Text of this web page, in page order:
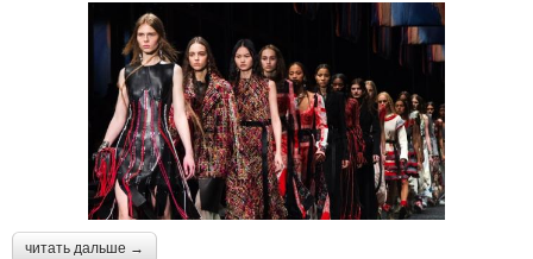
читать дальше →